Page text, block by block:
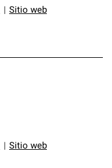
Sitio web
Sitio web